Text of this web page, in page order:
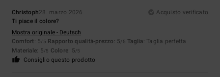
Christoph28. marzo 2026
Acquisto verificato
Ti piace il colore?
Mostra originale - Deutsch
Comfort: 5/5 Rapporto qualità-prezzo: 5/5 Taglia: Taglia perfetta
Materiale: 5/5 Colore: 5/5
Consiglio questo prodotto